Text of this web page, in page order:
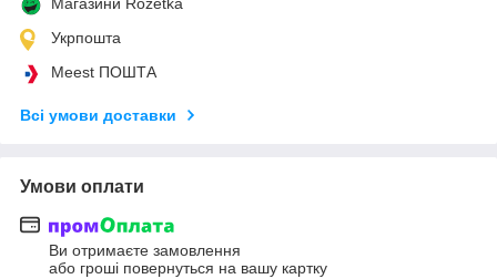
Укрпошта
Meest ПОШТА
Всі умови доставки
Умови оплати
Ви отримаєте замовлення
або гроші повернуться на вашу картку